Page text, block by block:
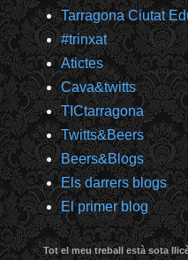
Tarragona Ciutat
#trinxat
Atictes
Cava&twitts
TICtarragona
Twitts&Beers
Beers&Blogs
Els darrers blogs
El primer blog
Tot el meu treball està sota